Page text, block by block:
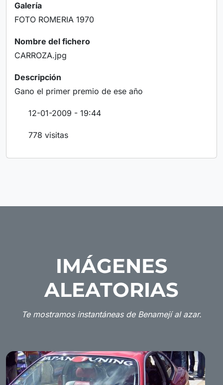
Galería
FOTO ROMERIA 1970
Nombre del fichero
CARROZA.jpg
Descripción
Gano el primer premio de ese año
12-01-2009 - 19:44
778 visitas
IMÁGENES
ALEATORIAS
Te mostramos instantáneas de Benamejí al azar.